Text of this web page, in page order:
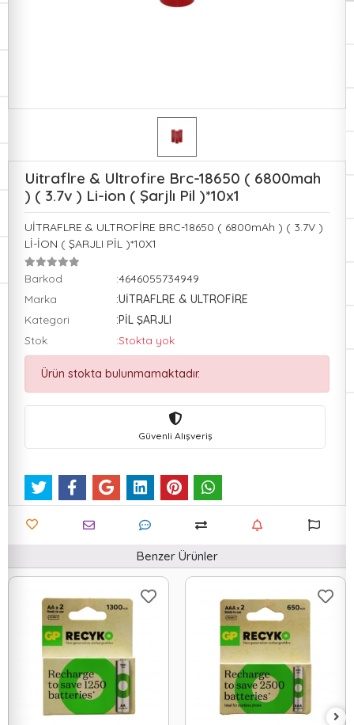
Uitraflre & Ultrofire Brc-18650 ( 6800mah
) ( 3.7v ) Li-ion ( Şarjlı Pil )*10x1
UİTRAFLRE & ULTROFİRE BRC-18650 ( 6800mAh ) ( 3.7V )
Lİ-İON ( ŞARJLI PİL )*10X1
Barkod
:4646055734949
Marka
:UİTRAFLRE & ULTROFİRE
Kategori
:PİL ŞARJLI
Stok
:Stokta yok
Ürün stokta bulunmamaktadır.
Güvenli Alışveriş
Benzer Ürünler